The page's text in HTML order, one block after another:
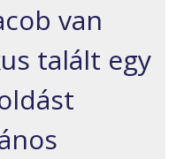
van
talált egy